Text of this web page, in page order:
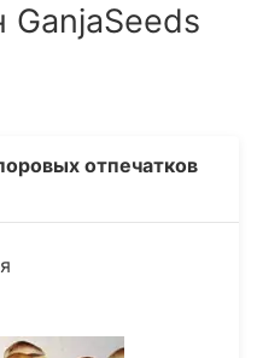
GanjaSeeds
отпечатков